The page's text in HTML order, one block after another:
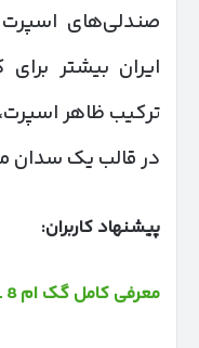
صندلی‌های اسپرت
ایران بیشتر
ترکیب ظاهر اسپرت،
در قالب یک سدان
پیشنهاد کاربران:
معرفی کامل گک ام 8 GL در ایران